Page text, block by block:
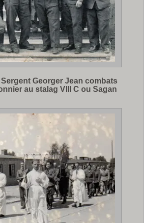
Georger Jean combats
au stalag VIII C ou Sagan